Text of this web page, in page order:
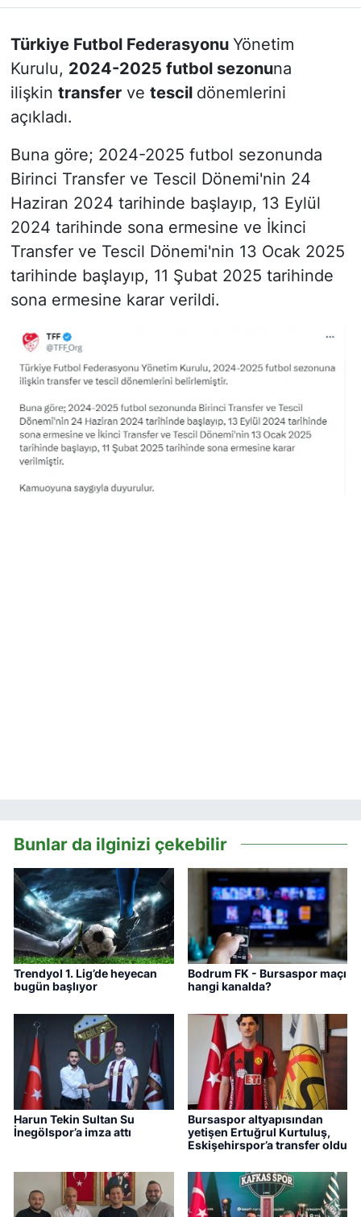
Türkiye Futbol Federasyonu Yönetim
Kurulu, 2024-2025 futbol sezonuna
ilişkin transferve tescil dönemlerini
açıkladı.
Buna göre; 2024-2025 futbol sezonunda
Birinci Transfer ve Tescil Dönemi'nin 24
Haziran 2024 tarihinde başlayıp, 13 Eylül
2024 tarihinde sona ermesine ve İkinci
Transfer ve Tescil Dönemi'nin 13 Ocak 2025
tarihinde başlayıp, 11 Şubat 2025 tarihinde
sona ermesine karar verildi.
Bunlar da ilginizi çekebilir
Trendyol 1. Lig’de heyecan
bugün başlıyor
Bodrum FK - Bursaspor maçı
hangi kanalda?
Harun Tekin Sultan Su
İnegölspor’a imza attı
Bursaspor altyapısından
yetişen Ertuğrul Kurtuluş,
Eskişehirspor’a transfer oldu